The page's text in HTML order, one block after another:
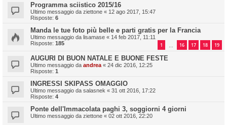
Programma sciistico 2015/16
Ultimo messaggio da ziettone « 12 ago 2017, 15:47
Risposte: 6
Manda le tue foto più belle e parti gratis per la Francia
Ultimo messaggio da lisamase « 14 feb 2017, 11:11
Risposte: 185 1 16 17 18 19
AUGURI DI BUON NATALE E BUONE FESTE
Ultimo messaggio da andrea« 24 dic 2016, 12:25
Risposte: 1
INGRESSI SKIPASS OMAGGIO
Ultimo messaggio da salasnek « 31 ott 2016, 17:22
Risposte: 4
Ponte dell'Immacolata paghi 3, soggiorni 4 giorni
Ultimo messaggio da ziettone « 02 ott 2016, 22:20